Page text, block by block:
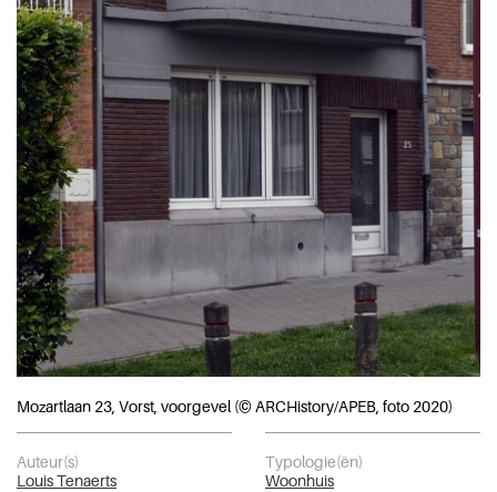
Mozartlaan 23, Vorst, voorgevel (© ARCHistory/APEB, foto 2020)
Auteur(s)
Louis Tenaerts
Typologie(ën)
Woonhuis